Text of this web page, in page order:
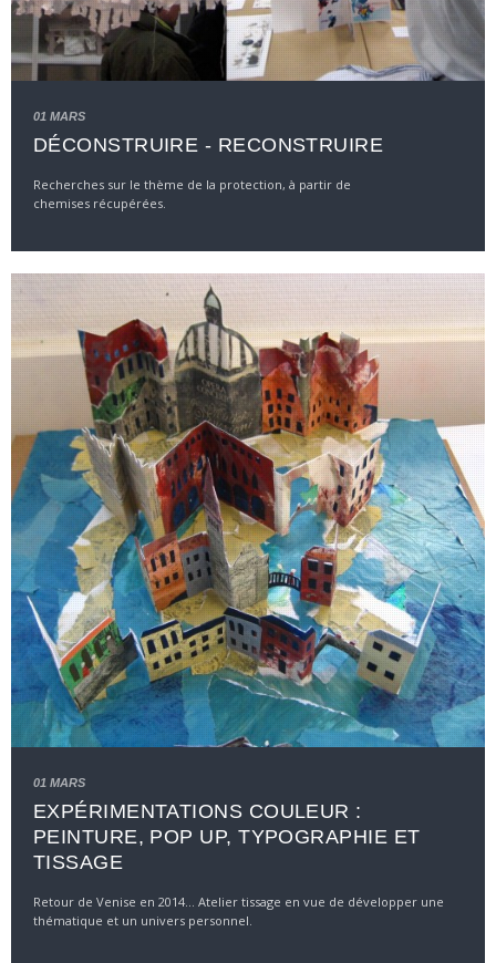
01 MARS
DÉCONSTRUIRE - RECONSTRUIRE
Recherches sur le thème de la protection, à partir de
chemises récupérées.
01 MARS
EXPÉRIMENTATIONS COULEUR :
PEINTURE, POP UP, TYPOGRAPHIE ET
TISSAGE
Retour de Venise en 2014... Atelier tissage en vue de développer une
thématique et un univers personnel.